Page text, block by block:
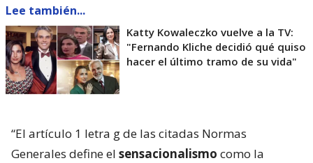
Lee también...
Katty Kowaleczko vuelve a la TV:
"Fernando Kliche decidió qué quiso
hacer el último tramo de su vida"
“El artículo 1 letra g de las citadas Normas
Generales define el sensacionalismo como la